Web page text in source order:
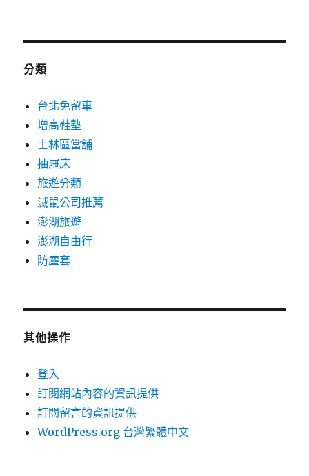
分類
台北免留車
增高鞋墊
士林區當舖
抽屜床
旅遊分類
滅鼠公司推薦
澎湖旅遊
澎湖自由行
防塵套
其他操作
登入
訂閱網站內容的資訊提供
訂閱留言的資訊提供
WordPress.org 台灣繁體中文